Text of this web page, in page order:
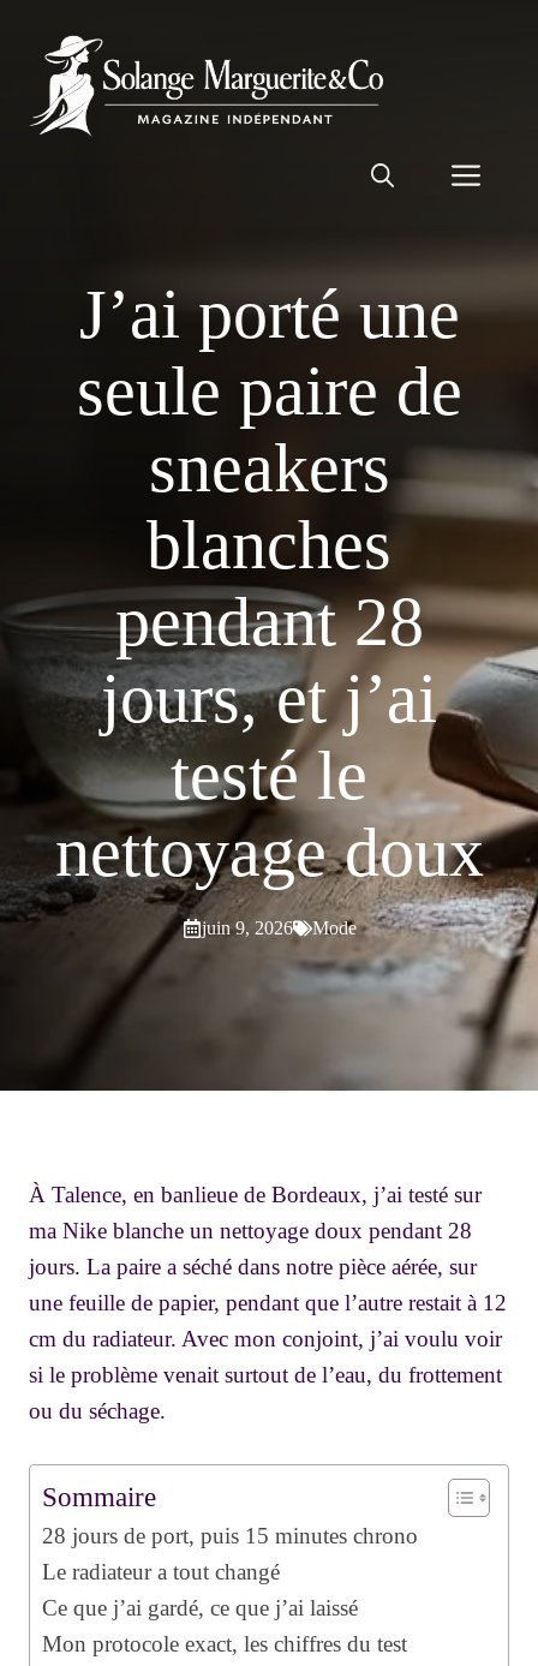
contenu
J’ai porté une
seule paire de
sneakers
blanches
pendant 28
jours, et j’ai
testé le
nettoyage doux
juin 9, 2026 Mode
À Talence, en banlieue de Bordeaux, j’ai testé sur
ma Nike blanche un nettoyage doux pendant 28
jours. La paire a séché dans notre pièce aérée, sur
une feuille de papier, pendant que l’autre restait à 12
cm du radiateur. Avec mon conjoint, j’ai voulu voir
si le problème venait surtout de l’eau, du frottement
ou du séchage.
Sommaire
28 jours de port, puis 15 minutes chrono
Le radiateur a tout changé
Ce que j’ai gardé, ce que j’ai laissé
Mon protocole exact, les chiffres du test